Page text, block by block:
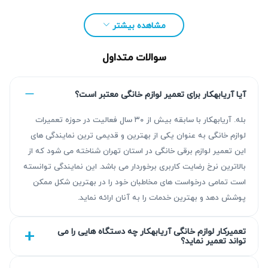
مصوب اتحادیه تعیین می‌گردد. برای ثبت درخواست تعمیر جارو
برقی سانیو کافی است با ما تماس بگیرید یا فرم آنلاین را تکمیل
چرا تعمیر جارو برقی سانیو ضروری است؟
مشاهده بیشتر
سوالات متداول
آیا آریابهکار برای تعمیر لوازم خانگی معتبر است؟
بله. آریابهکار با سابقه بیش از ۳۰ سال فعالیت در حوزه تعمیرات
لوازم خانگی به عنوان یکی از بهترین و قدیمی ترین نمایندگی های
این تعمیر لوازم برقی خانگی در استان تهران شناخته می شود که از
بالاترین نرخ رضایت کاربری برخوردار می باشد. این نمایندگی توانسته
است تمامی درخواست های مخاطبان خود را در بهترین شکل ممکن
پوشش دهد و بهترین خدمات را به آنان ارائه نماید.
تعمیرکار لوازم خانگی آریابهکار چه دستگاه هایی را می
تواند تعمیر نماید؟